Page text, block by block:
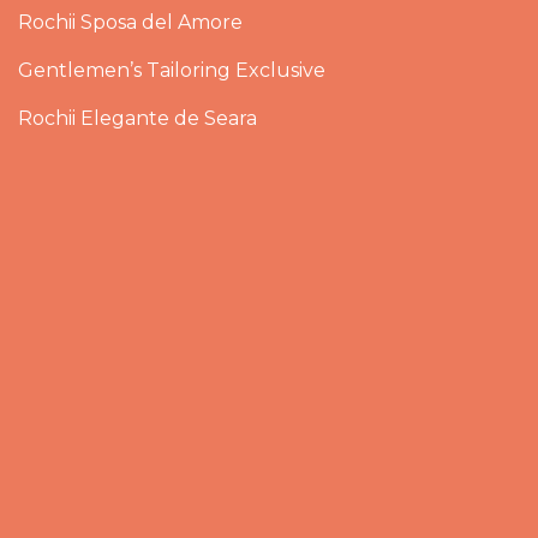
Rochii Sposa del Amore
Gentlemen’s Tailoring Exclusive
Rochii Elegante de Seara